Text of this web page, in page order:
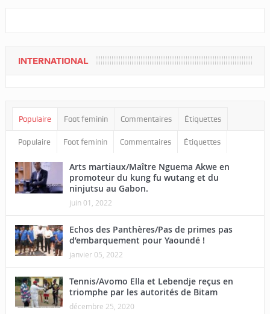
INTERNATIONAL
Populaire Foot feminin Commentaires Étiquettes
Populaire Foot feminin Commentaires Étiquettes
Arts martiaux/Maître Nguema Akwe en
promoteur du kung fu wutang et du
ninjutsu au Gabon.
juin 01, 2022
Echos des Panthères/Pas de primes pas
d’embarquement pour Yaoundé !
janvier 05, 2022
Tennis/Avomo Ella et Lebendje reçus en
triomphe par les autorités de Bitam
décembre 25, 2020